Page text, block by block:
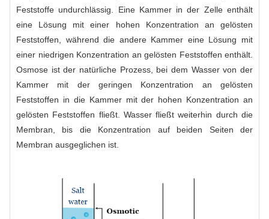
Feststoffe undurchlässig. Eine Kammer in der Zelle enthält
eine Lösung mit einer hohen Konzentration an gelösten
Feststoffen, während die andere Kammer eine Lösung mit
einer niedrigen Konzentration an gelösten Feststoffen enthält.
Osmose ist der natürliche Prozess, bei dem Wasser von der
Kammer mit der geringen Konzentration an gelösten
Feststoffen in die Kammer mit der hohen Konzentration an
gelösten Feststoffen fließt. Wasser fließt weiterhin durch die
Membran, bis die Konzentration auf beiden Seiten der
Membran ausgeglichen ist.